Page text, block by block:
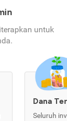
untuk
Dana
Seluruh